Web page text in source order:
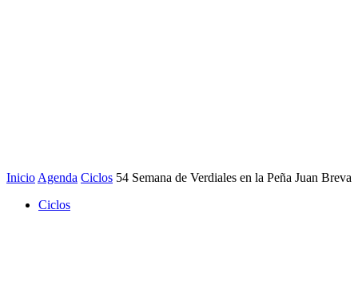
Inicio Agenda Ciclos 54 Semana de Verdiales en la Peña Juan Breva
Ciclos